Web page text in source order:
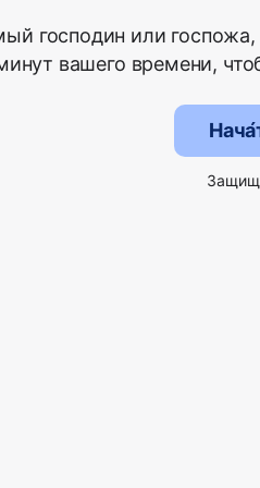
господин или
вашего времени,